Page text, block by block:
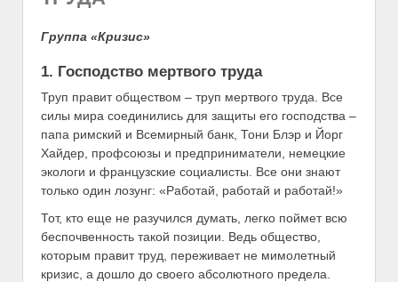
Группа «Кризис»
1. Господство мертвого труда
Труп правит обществом – труп мертвого труда. Все
силы мира соединились для защиты его господства –
папа римский и Всемирный банк, Тони Блэр и Йорг
Хайдер, профсоюзы и предприниматели, немецкие
экологи и французские социалисты. Все они знают
только один лозунг: «Работай, работай и работай!»
Тот, кто еще не разучился думать, легко поймет всю
беспочвенность такой позиции. Ведь общество,
которым правит труд, переживает не мимолетный
кризис, а дошло до своего абсолютного предела.